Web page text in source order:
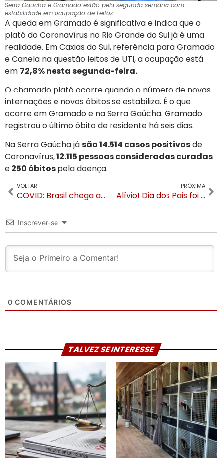
Serra Gaúcha e Gramado estão pela segunda semana com
estabilidade em ocupação de Leitos
A queda em Gramado é significativa e indica que o
platô do Coronavírus no Rio Grande do Sul já é uma
realidade. Em Caxias do Sul, referência para Gramado
e Canela na questão leitos de UTI, a ocupação está
em 72,8% nesta segunda-feira.
O chamado platô ocorre quando o número de novas
internações e novos óbitos se estabiliza. É o que
ocorre em Gramado e na Serra Gaúcha. Gramado
registrou o último óbito de residente há seis dias.
Na Serra Gaúcha jásão 14.514 casos positivosde
Coronavírus,12.115 pessoas consideradas curadas
e250 óbitos pela doença.
VOLTAR
COVID: Brasil chega a 100 mil mortes. Gramado e Canela somam 19 óbitos pela doença
PRÓXIMA
Alívio! Dia dos Pais foi tranquilo, sem aglomerações e exemplar em Gramado e Canela
Inscrever-se
0 COMENTÁRIOS
TALVEZ SE INTERESSE